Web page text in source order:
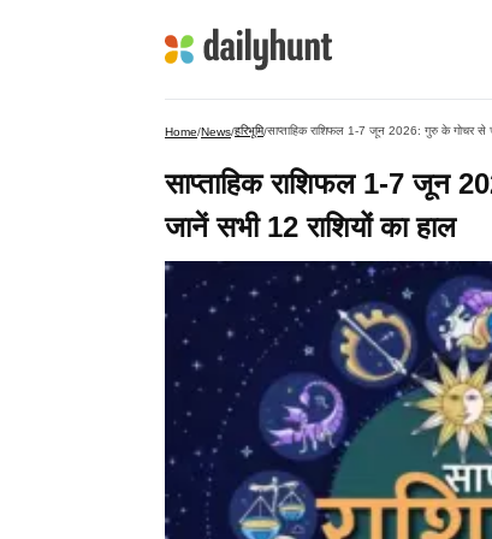
Home/News/हरिभूमि/साप्ताहिक राशिफल 1-7 जून 2026: गुरु के गोचर से
साप्ताहिक राशिफल 1-7 जून
जानें सभी 12 राशियों का हाल